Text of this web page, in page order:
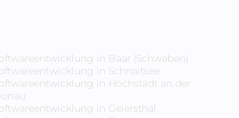
in Baar (Schwaben)
in Schnaitsee
in Höchstädt an der
in Geiersthal